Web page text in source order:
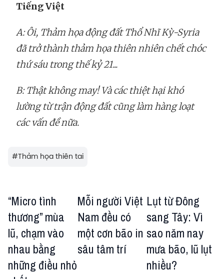
Tiếng Việt
A: Ôi, Thảm họa động đất Thổ Nhĩ Kỳ-Syria
đã trở thành thảm họa thiên nhiên chết chóc
thứ sáu trong thế kỷ 21...
B: Thật không may! Và các thiệt hại khó
lường từ trận động đất cũng làm hàng loạt
các vấn đề nữa.
#Thảm họa thiên tai
“Micro tình
thương” mùa
lũ, chạm vào
nhau bằng
những điều nhỏ
Mỗi người Việt
Nam đều có
một cơn bão in
sâu tâm trí
Lụt từ Đông
sang Tây: Vì
sao năm nay
mưa bão, lũ lụt
nhiều?